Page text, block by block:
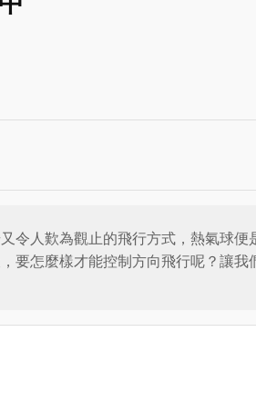
令人歎為觀止的飛行方式，熱氣球便
要怎麼樣才能控制方向飛行呢？讓我